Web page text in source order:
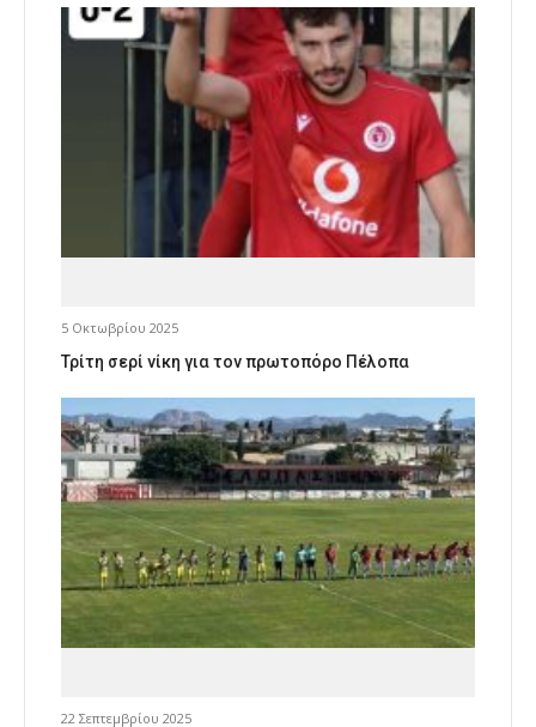
5 Οκτωβρίου 2025
Τρίτη σερί νίκη για τον πρωτοπόρο Πέλοπα
22 Σεπτεμβρίου 2025